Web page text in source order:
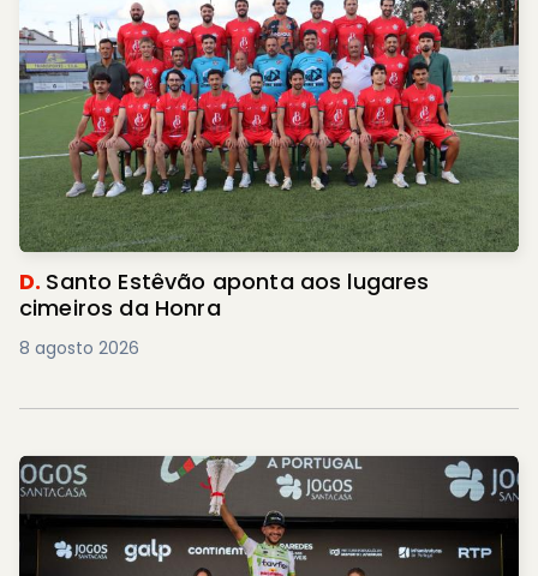
D. Santo Estêvão aponta aos lugares
cimeiros da Honra
8 agosto 2026